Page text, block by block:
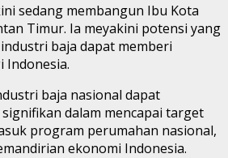
sedang membangun Ibu Kota
Timur. Ia meyakini potensi yang
baja dapat memberi
Indonesia.
baja nasional dapat
dalam mencapai target
program perumahan nasional,
ekonomi Indonesia.